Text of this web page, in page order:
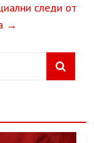
следи от
→